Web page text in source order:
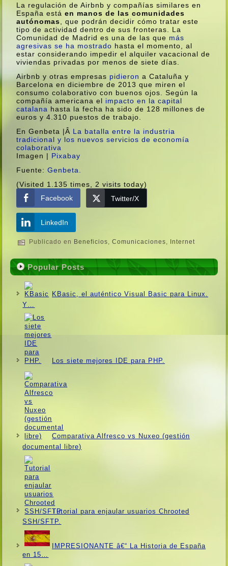
La regulación de Airbnb y compañí­as similares en
España estáen manos de las comunidades
autónomas , que podrán decidir cómo tratar este
tipo de actividad dentro de sus fronteras. La
Comunidad de Madrid es una de las que más
agresivas se ha mostrado hasta el momento, al
estar considerando impedir el alquiler vacacional de
viviendas privadas por menos de siete dí­as.
Airbnb y otras empresas pidieron a Cataluña y
Barcelona en diciembre de 2013 que miren el
consumo colaborativo con buenos ojos. Según la
compañí­a americana el impacto en la capital
catalana hasta la fecha ha sido de 128 millones de
euros y 4.310 puestos de trabajo.
En Genbeta |Â La batalla entre la industria
tradicional y los nuevos servicios de economí­a
colaborativa
Imagen | Pixabay
Fuente:Genbeta.
(Visited 1.135 times, 2 visits today)
Facebook
Twitter/X
LinkedIn
Publicado en Beneficios ,Comunicaciones Internet
Popular Posts
KBasic, el auténtico Visual Basic para Linux.
Y…
Los siete mejores IDE para PHP.
Comparativa Alfresco vs Nuxeo (gestión
documental libre)
Tutorial para enjaular usuarios Chrooted
SSH/SFTP.
IMPRESIONANTE â€“ La Historia de España
en 15…